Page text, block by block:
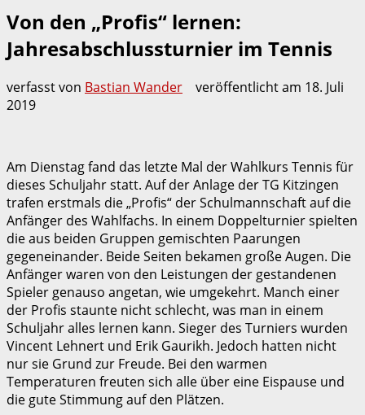
Von den „Profis“ lernen:
Jahresabschlussturnier im Tennis
verfasst von Bastian Wander veröffentlicht am 18. Juli
2019
Am Dienstag fand das letzte Mal der Wahlkurs Tennis für
dieses Schuljahr statt. Auf der Anlage der TG Kitzingen
trafen erstmals die „Profis“ der Schulmannschaft auf die
Anfänger des Wahlfachs. In einem Doppelturnier spielten
die aus beiden Gruppen gemischten Paarungen
gegeneinander. Beide Seiten bekamen große Augen. Die
Anfänger waren von den Leistungen der gestandenen
Spieler genauso angetan, wie umgekehrt. Manch einer
der Profis staunte nicht schlecht, was man in einem
Schuljahr alles lernen kann. Sieger des Turniers wurden
Vincent Lehnert und Erik Gaurikh. Jedoch hatten nicht
nur sie Grund zur Freude. Bei den warmen
Temperaturen freuten sich alle über eine Eispause und
die gute Stimmung auf den Plätzen.